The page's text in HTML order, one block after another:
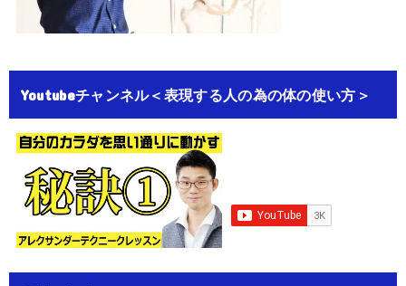
Youtubeチャンネル＜表現する人の為の体の使い方＞